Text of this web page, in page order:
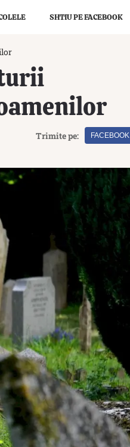
SHTIU PE FACEBOOK
Trimite pe: FACEBOOK